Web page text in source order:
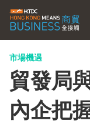
市場機遇
貿發局
內企把